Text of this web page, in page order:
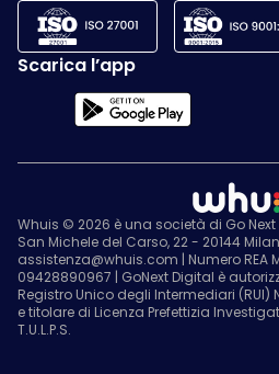
Scarica l’app
Whuis © 2026 è una società di Go
San Michele del Carso, 22 - 20144
assistenza@whuis.com | Numero REA
09428890967 | GoNext Digital è
Registro Unico degli Intermediari (RUI)
e titolare di Licenza Prefettizia
T.U.L.P.S.